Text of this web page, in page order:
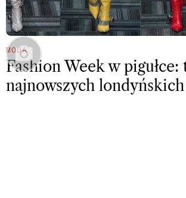
MODA
Fashion Week w pigułce:
najnowszych